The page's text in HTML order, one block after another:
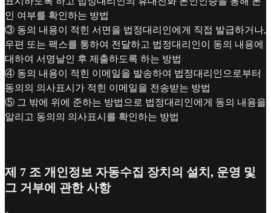
인 여부를 확인하는 방법
③ 동의 내용이 적힌 서면을 법정대리인에게 직접 발급하거나,
우편 또는 팩스를 통하여 전달하고 법정대리인이 동의 내용에
대하여 서명날인 후 제출하도록 하는 방법
④ 동의 내용이 적힌 이메일을 발송하여 법정대리인으로부터
동의의 의사표시가 적힌 이메일을 전송받는 방법
⑤ 그 밖에 위에 준하는 방법으로 법정대리인에게 동의 내용을
알리고 동의의 의사표시를 확인하는 방법
제 7 조 개인정보 자동수집 장치의 설치, 운영 및
그 거부에 관한 사항